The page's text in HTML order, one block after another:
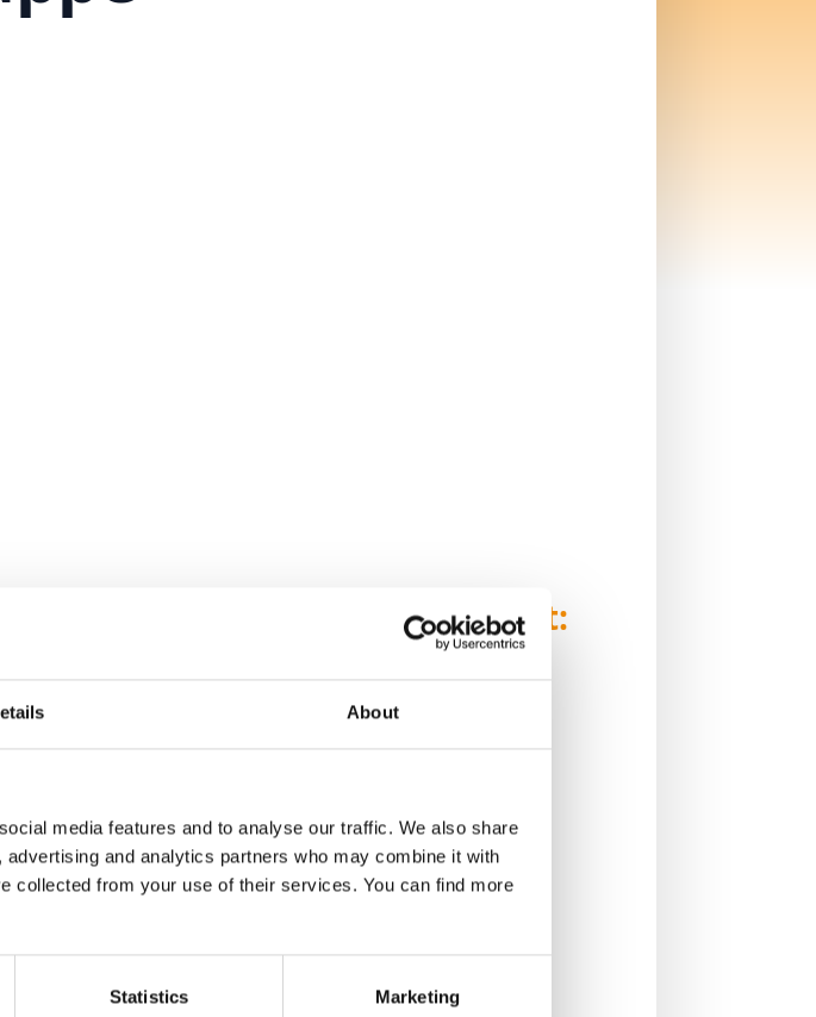
About
media features and to analyse our traffic. We also share
and analytics partners who may combine it with
collected from your use of their services. You can find more
Statistics Marketing
Veröffentlicht:
26. März 2025
auf Basis einer Protalfräse für
Reaktivierungsanlage, erweitert die tooling-
Mürztal ihr Produktportfolio nach dem Motto
und Nachverfolgbarkeit - ob intern,
dabei im Fokus dieser Prozess- und